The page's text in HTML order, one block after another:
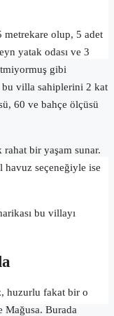
metrekare olup, 5 adet
yatak odası ve 3
gibi
bu villa sahiplerini 2 kat
60 ve bahçe ölçüsü
rahat bir yaşam sunar.
seçeneğiyle ise
bu villayı
huzurlu fakat bir o
Burada